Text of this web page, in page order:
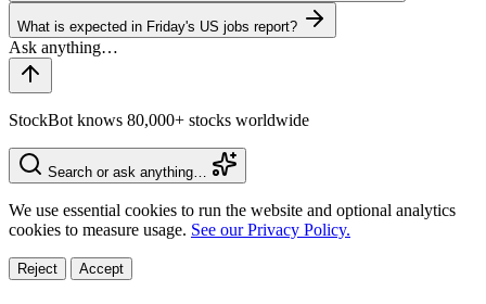
What is expected in Friday's US jobs report?
StockBot knows 80,000+ stocks worldwide
Search or ask anything…
We use essential cookies to run the website and optional analytics
cookies to measure usage. See our Privacy Policy.
Reject Accept